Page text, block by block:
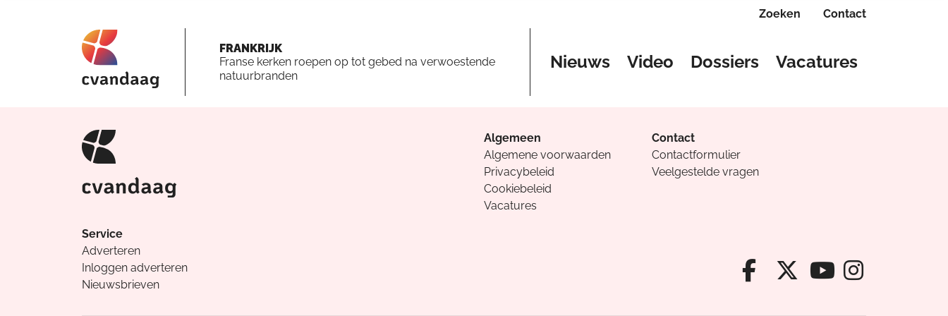
Zoeken Contact
FRANKRIJK
Franse kerken roepen op tot gebed na verwoestende
natuurbranden
Nieuws Video Dossiers Vacatures
Algemeen
Algemene voorwaarden
Privacybeleid
Cookiebeleid
Vacatures
Contact
Contactformulier
Veelgestelde vragen
Service
Adverteren
Inloggen adverteren
Nieuwsbrieven
Facebook van
X van